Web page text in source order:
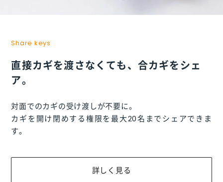
Share keys
直接カギを渡さなくても、合カギをシェ
ア。
対面でのカギの受け渡しが不要に。
カギを開け閉めする権限を最大20名までシェアできま
す。
詳しく見る